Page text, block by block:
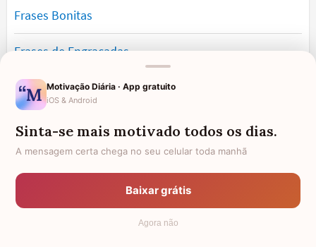
Frases Bonitas
Frases de Engraçadas
Frases Românticas
Frases de Reflexão
Frases Lindas
Motivação Diária · App gratuito
iOS & Android
Sinta-se mais motivado todos os dias.
A mensagem certa chega no seu celular toda manhã
Baixar grátis
Agora não